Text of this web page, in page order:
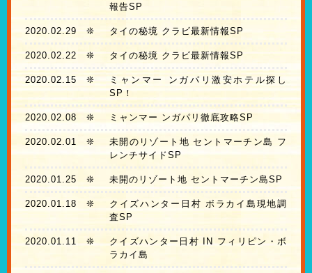
報告SP
2020.02.29 ❊ タイの秘境 クラビ最新情報SP
2020.02.22 ❊ タイの秘境 クラビ最新情報SP
2020.02.15 ❊
ミャンマー ンガパリ激安ホテル探し
SP！
2020.02.08 ❊ ミャンマー ンガパリ徹底攻略SP
2020.02.01 ❊
未開のリゾート地 セントマーチン島 フ
レンチサイドSP
2020.01.25 ❊ 未開のリゾート地 セントマーチン島SP
2020.01.18 ❊
クイズハンター日村 ボラカイ島現地調
査SP
2020.01.11❊
クイズハンター日村 IN フィリピン・ボ
ラカイ島